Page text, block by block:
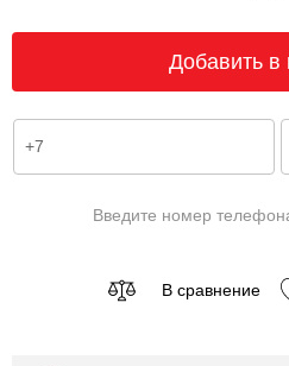
Введите номер
В сравнение